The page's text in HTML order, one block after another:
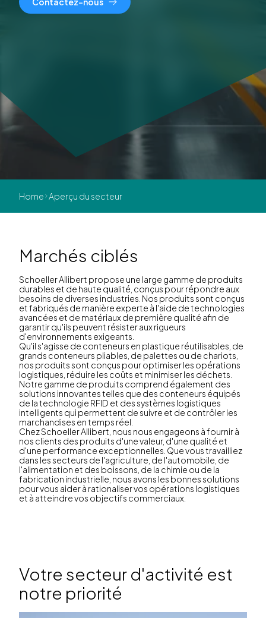
Home Aperçu du secteur
Marchés ciblés
Schoeller Allibert propose une large gamme de produits
durables et de haute qualité, conçus pour répondre aux
besoins de diverses industries. Nos produits sont conçus
et fabriqués de manière experte à l'aide de technologies
avancées et de matériaux de première qualité afin de
garantir qu'ils peuvent résister aux rigueurs
d'environnements exigeants.
Qu'il s'agisse de conteneurs en plastique réutilisables, de
grands conteneurs pliables, de palettes ou de chariots,
nos produits sont conçus pour optimiser les opérations
logistiques, réduire les coûts et minimiser les déchets.
Notre gamme de produits comprend également des
solutions innovantes telles que des conteneurs équipés
de la technologie RFID et des systèmes logistiques
intelligents qui permettent de suivre et de contrôler les
marchandises en temps réel.
Chez Schoeller Allibert, nous nous engageons à fournir à
nos clients des produits d'une valeur, d'une qualité et
d'une performance exceptionnelles. Que vous travailliez
dans les secteurs de l'agriculture, de l'automobile, de
l'alimentation et des boissons, de la chimie ou de la
fabrication industrielle, nous avons les bonnes solutions
pour vous aider à rationaliser vos opérations logistiques
et à atteindre vos objectifs commerciaux.
Votre secteur d'activité est
notre priorité